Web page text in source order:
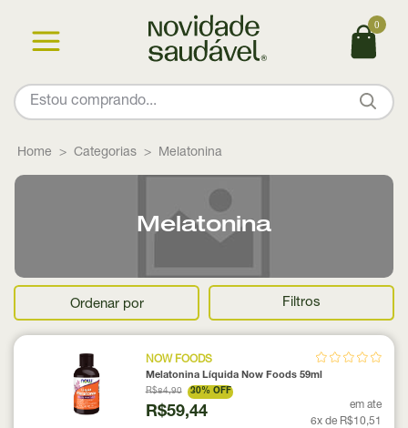
0
Home Categorias Melatonina
Melatonina
Ordenar por Filtros
NOW FOODS
Melatonina Líquida Now Foods 59ml
R$84,90 30% OFF
R$59,44
em ate
6x de R$10,51